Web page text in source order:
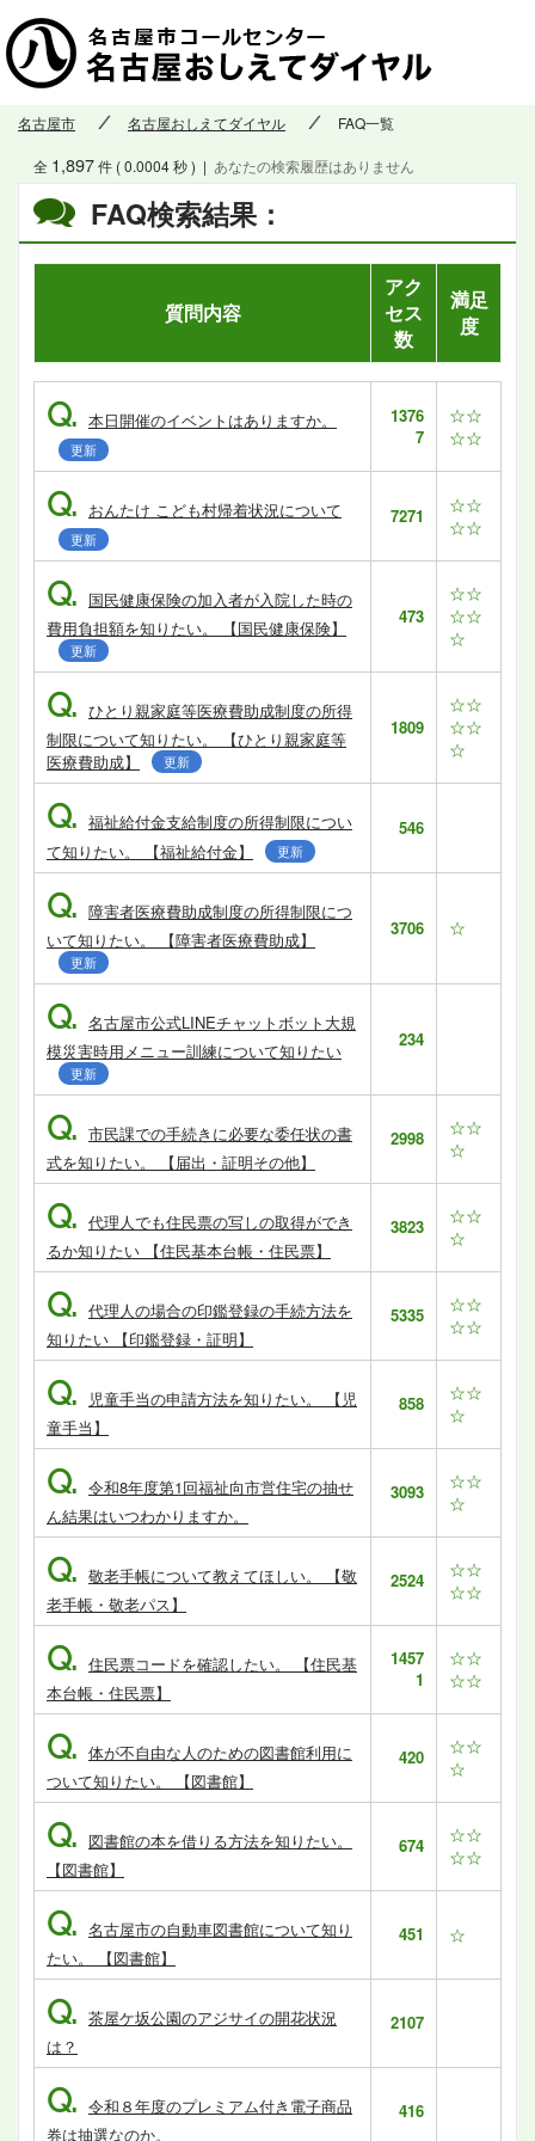
名古屋市 名古屋おしえてダイヤル FAQ一覧
FAQ検索結果：
全 1,897件 ( 0.0004 秒 ) | あなたの検索履歴はありません
質問内容
アク
セス
数
満足
度
Q. 本日開催のイベントはありますか。
更新
1376
7
☆☆
☆☆
Q. おんたけ こども村帰着状況について
更新
7271
☆☆
☆☆
Q. 国民健康保険の加入者が入院した時の
費用負担額を知りたい。 【国民健康保険】
更新
473
☆☆
☆☆
☆
Q. ひとり親家庭等医療費助成制度の所得
制限について知りたい。 【ひとり親家庭等
医療費助成】
更新
1809
☆☆
☆☆
☆
Q. 福祉給付金支給制度の所得制限につい
て知りたい。 【福祉給付金】
更新
546
Q. 障害者医療費助成制度の所得制限につ
いて知りたい。 【障害者医療費助成】
更新
3706 ☆
Q. 名古屋市公式LINEチャットボット大規
模災害時用メニュー訓練について知りたい
更新
234
Q. 市民課での手続きに必要な委任状の書
式を知りたい。 【届出・証明その他】
2998
☆☆
☆
Q. 代理人でも住民票の写しの取得ができ
るか知りたい 【住民基本台帳・住民票】
3823
☆☆
☆
Q. 代理人の場合の印鑑登録の手続方法を
知りたい 【印鑑登録・証明】
5335
☆☆
☆☆
Q.
児童手当の申請方法を知りたい。 【児
童手当】
858
☆☆
☆
Q. 令和8年度第1回福祉向市営住宅の抽せ
ん結果はいつわかりますか。
3093
☆☆
☆
Q. 敬老手帳について教えてほしい。 【敬
老手帳・敬老パス】
2524
☆☆
☆☆
Q. 住民票コードを確認したい。 【住民基
本台帳・住民票】
1457
1
☆☆
☆☆
Q. 体が不自由な人のための図書館利用に
ついて知りたい。 【図書館】
420
☆☆
☆
Q. 図書館の本を借りる方法を知りたい。
【図書館】
674
☆☆
☆☆
Q. 名古屋市の自動車図書館について知り
たい。 【図書館】
451 ☆
Q. 茶屋ケ坂公園のアジサイの開花状況
は？
2107
Q. 令和８年度のプレミアム付き電子商品
券は抽選なのか。
416